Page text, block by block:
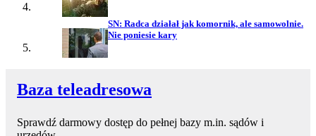
SN: Radca działał jak komornik, ale samowolnie.
Nie poniesie kary
Baza teleadresowa
Sprawdź darmowy dostęp do pełnej bazy m.in. sądów i